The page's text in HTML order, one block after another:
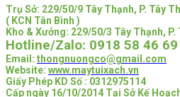
Trụ Sở: 229/50/9 Tây Thạnh, P. Tây
( KCN Tân Bình )
Kho & Xưởng: 229/50/3 Tây Thạnh, P.
Hotline/Zalo: 0918 58 46
Email: thongnuongco@gmail.com
Website: www.maytuixach.vn
Giấy Phép KD Số : 0312975114
Cấp ngày 16/10/2014 Tại Sở Kế